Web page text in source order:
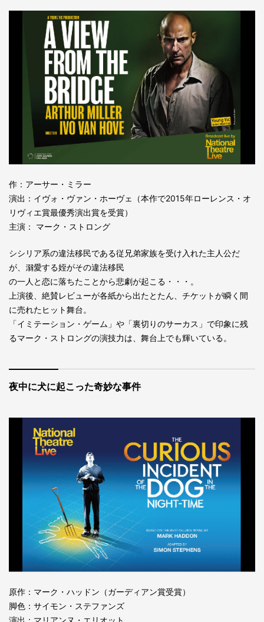
作：アーサー・ミラー
演出：イヴォ・ヴァン・ホーヴェ（本作で2015年ローレンス・オ
リヴィエ賞最優秀演出賞を受賞）
主演： マーク・ストロング
シシリア系の違法移民である従兄弟家族を受け入れた主人公だ
が、溺愛する姪がその違法移民
の一人と恋に落ちたことから悲劇が起こる・・・。
上演後、絶賛レビューが各紙から出たとたん、チケットが瞬く間
に売れたヒット舞台。
「イミテーション・ゲーム」や「裏切りのサーカス」で印象に残
るマーク・ストロングの演技力は、舞台上でも輝いている。
夜中に犬に起こった奇妙な事件
原作：マーク・ハッドン（ガーディアン賞受賞）
脚色：サイモン・ステファンズ
演出：マリアンヌ・エリオット